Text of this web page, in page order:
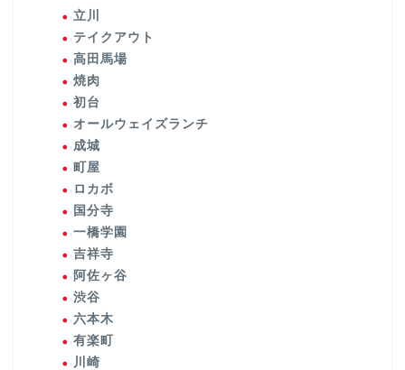
立川
テイクアウト
高田馬場
焼肉
初台
オールウェイズランチ
成城
町屋
ロカボ
国分寺
一橋学園
吉祥寺
阿佐ヶ谷
渋谷
六本木
有楽町
川崎